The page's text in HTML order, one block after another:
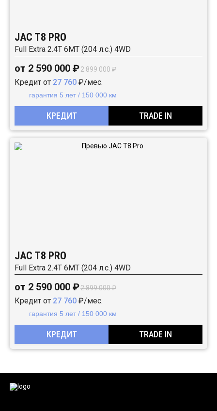
JAC T8 PRO
Full Extra 2.4T 6MT (204 л.с.) 4WD
от 2 590 000 ₽2 899 000 ₽
Кредит от 27 760 ₽/мес.
гарантия 5 лет / 150 000 км
КРЕДИТ TRADE IN
JAC T8 PRO
Full Extra 2.4T 6MT (204 л.с.) 4WD
от 2 590 000 ₽2 899 000 ₽
Кредит от 27 760 ₽/мес.
гарантия 5 лет / 150 000 км
КРЕДИТ TRADE IN